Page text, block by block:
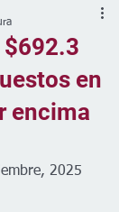
$692.3
en
encima
2025